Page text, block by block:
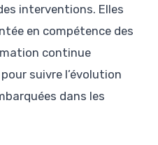
interventions. Elles
en compétence des
continue
suivre l’évolution
dans les